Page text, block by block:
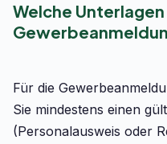
Welche
Für die
Sie mindestens einen
(Personalausweis oder